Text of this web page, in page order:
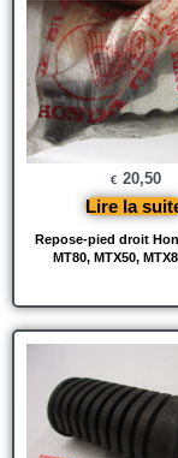
Repose-pied droit
MT80, MTX50,
€ 20,50
Lire la